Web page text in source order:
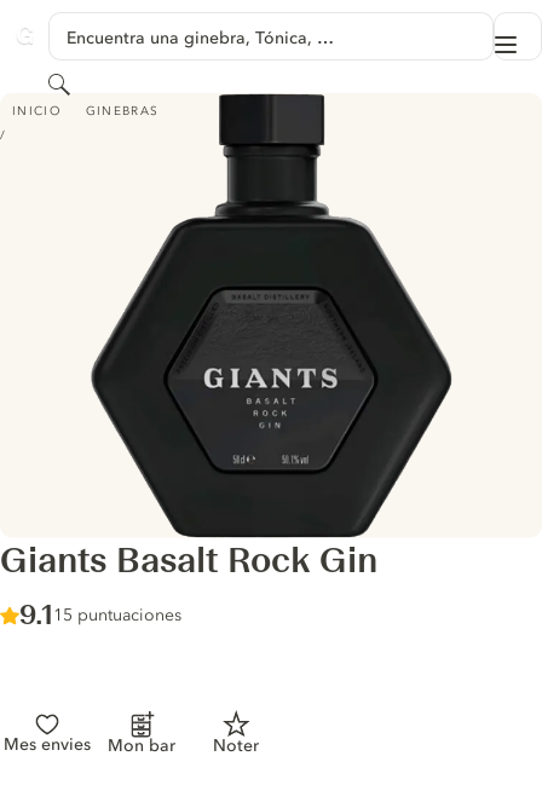
GINVENTORY
Encuentra una ginebra, Tónica, …
Buscar
INICIO GINEBRAS
GIANTS BASALT ROCK GIN
Giants Basalt Rock Gin
Score :
9.1/ 10
15 puntuaciones
Mes envies Mon bar Noter